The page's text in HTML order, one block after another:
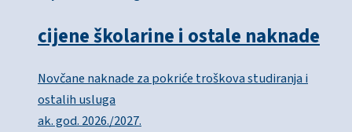
cijene školarine i ostale naknade
Novčane naknade za pokriće troškova studiranja i
ostalih usluga
ak. god. 2026./2027.